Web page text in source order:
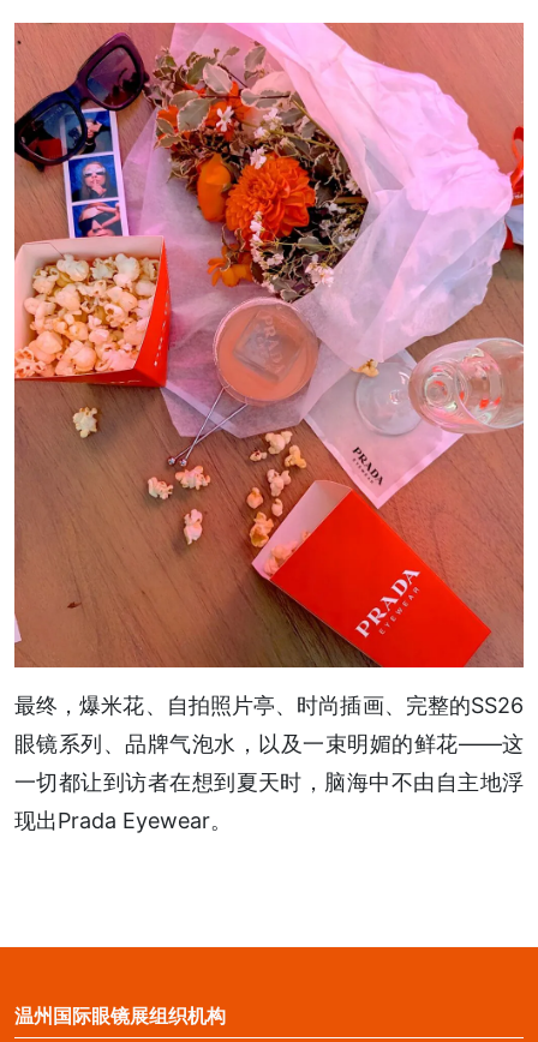
最终，爆米花、自拍照片亭、时尚插画、完整的SS26
眼镜系列、品牌气泡水，以及一束明媚的鲜花——这
一切都让到访者在想到夏天时，脑海中不由自主地浮
现出Prada Eyewear。
温州国际眼镜展组织机构